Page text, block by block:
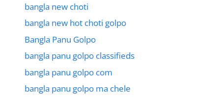
bangla new choti
bangla new hot choti golpo
Bangla Panu Golpo
bangla panu golpo classifieds
bangla panu golpo com
bangla panu golpo ma chele